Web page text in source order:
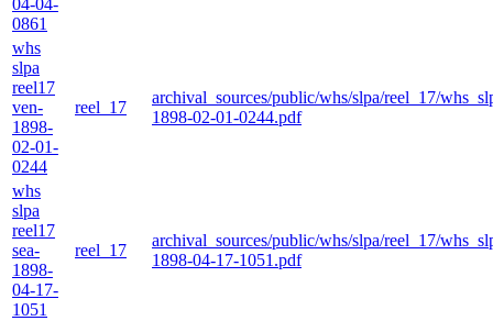
04-04-
0861
whs
slpa
reel17
ven-
1898-
02-01-
0244
reel_17
archival_sources/public/whs/slpa/reel_17/
1898-02-01-0244.pdf
whs
slpa
reel17
sea-
1898-
04-17-
1051
reel_17
archival_sources/public/whs/slpa/reel_17/
1898-04-17-1051.pdf